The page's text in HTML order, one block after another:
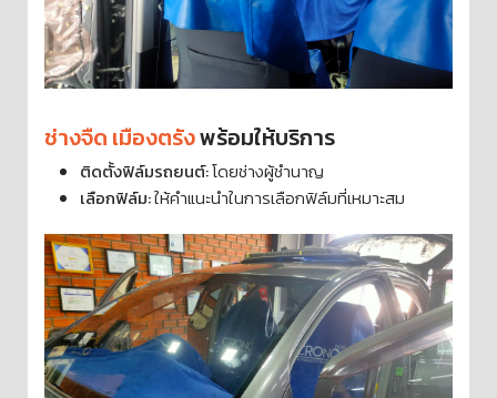
ช่างจืด เมืองตรังพร้อมให้บริการ
ติดตั้งฟิล์มรถยนต์:โดยช่างผู้ชำนาญ
เลือกฟิล์ม:ให้คำแนะนำในการเลือกฟิล์มที่เหมาะสม